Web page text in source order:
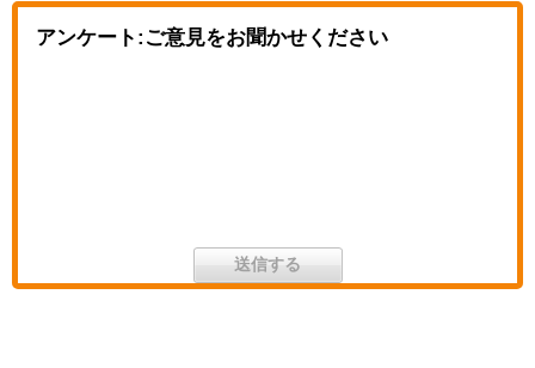
アンケート:ご意見をお聞かせください